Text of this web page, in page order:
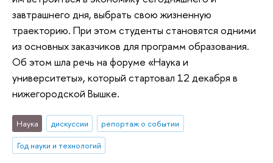
завтрашнего дня, выбрать свою жизненную
траекторию. При этом студенты становятся одними
из основных заказчиков для программ образования.
Об этом шла речь на форуме «Наука и
университеты», который стартовал 12 декабря в
нижегородской Вышке.
Наука дискуссии
репортаж о событии
Год науки и технологий